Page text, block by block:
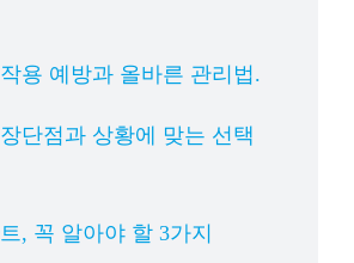
용 예방과 올바른 관리법.
단점과 상황에 맞는 선택
, 꼭 알아야 할 3가지